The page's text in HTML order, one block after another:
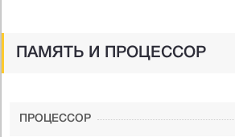
ПАМЯТЬ И ПРОЦЕССОР
ПРОЦЕССОР